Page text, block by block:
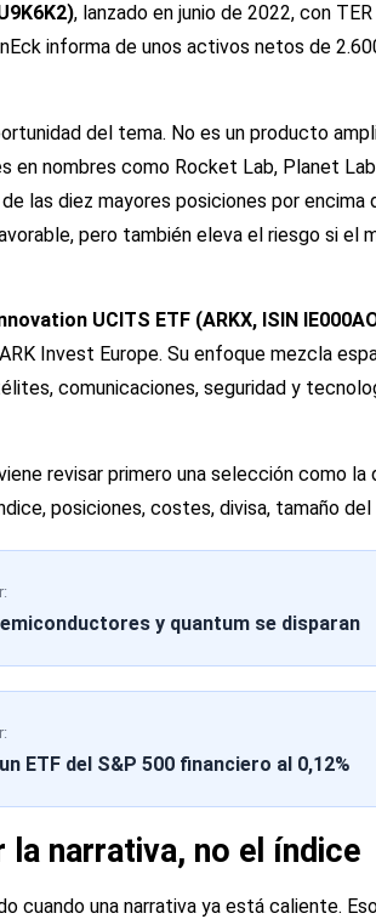
, lanzado en junio de 2022, con
informa de unos activos netos de
del tema. No es un producto
en nombres como Rocket Lab, Planet
las diez mayores posiciones por encima
pero también eleva el riesgo si el
UCITS ETF (ARKX, ISIN
Invest Europe. Su enfoque mezcla
comunicaciones, seguridad y
revisar primero una selección como la
posiciones, costes, divisa, tamaño
y quantum se disparan
ETF del S&P 500 financiero al 0,12%
narrativa, no el índice
cuando una narrativa ya está caliente.